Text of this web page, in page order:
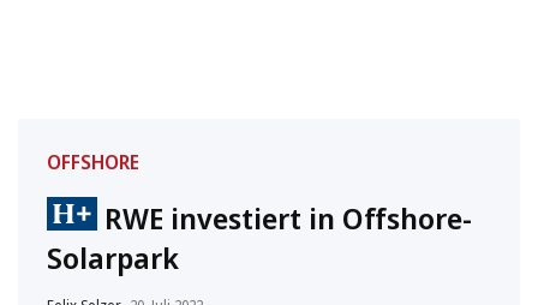
OFFSHORE
RWE investiert in Offshore-
Solarpark